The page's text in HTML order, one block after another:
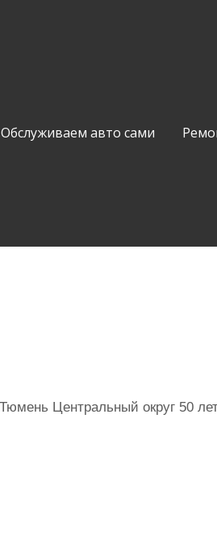
Обслуживаем авто сами
Центральный округ 50